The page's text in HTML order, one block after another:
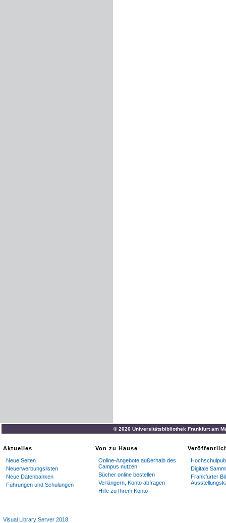
© 2026 Universitätsbibliothek Frankfurt am
Aktuelles
Neue Seiten
Neuerwerbungslisten
Neue Datenbanken
Führungen und Schulungen
Von zu Hause
Online-Angebote außerhalb des
Campus nutzen
Bücher online bestellen
Verlängern, Konto abfragen
Hilfe zu Ihrem Konto
Digitale
Frankfurter
Visual Library Server 2018